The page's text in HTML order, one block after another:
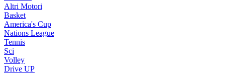
Altri Motori
Basket
America's Cup
Nations League
Tennis
Sci
Volley
Drive UP